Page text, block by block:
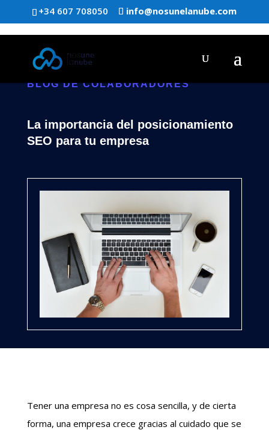
+34 607 708050 info@nosunelanube.com
BLOG DE COLABORADORES
La importancia del posicionamiento
SEO para tu empresa
Tener una empresa no es cosa sencilla, y de cierta
forma, una empresa crece gracias al cuidado que se